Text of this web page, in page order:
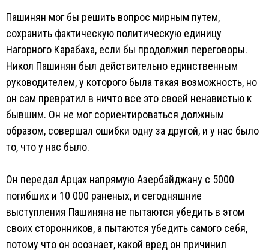
Пашинян мог бы решить вопрос мирным путем,
сохранить фактическую политическую единицу
Нагорного Карабаха, если бы продолжил переговоры.
Никол Пашинян был действительно единственным
руководителем, у которого была такая возможность, но
он сам превратил в ничто все это своей ненавистью к
бывшим. Он не мог сориентироваться должным
образом, совершал ошибки одну за другой, и у нас было
то, что у нас было.
Он передал Арцах напрямую Азербайджану с 5000
погибших и 10 000 раненых, и сегодняшние
выступления Пашиняна не пытаются убедить в этом
своих сторонников, а пытаются убедить самого себя,
потому что он осознает, какой вред он причинил